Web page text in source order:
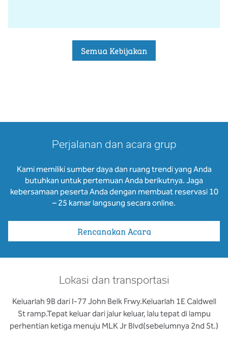
Semua Kebijakan
Perjalanan dan acara grup
Kami memiliki sumber daya dan ruang trendi yang Anda
butuhkan untuk pertemuan Anda berikutnya. Jaga
kebersamaan peserta Anda dengan membuat reservasi 10
– 25 kamar langsung secara online.
Rencanakan Acara
Lokasi dan transportasi
Keluarlah 9B dari I-77 John Belk Frwy.Keluarlah 1E Caldwell
St ramp.Tepat keluar dari jalur keluar, lalu tepat di lampu
perhentian ketiga menuju MLK Jr Blvd(sebelumnya 2nd St.)